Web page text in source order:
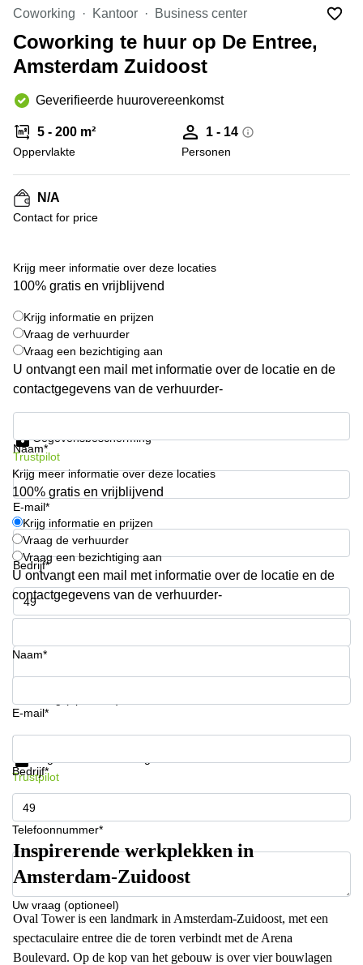
Hengelo
Hilversum
Hoofddorp
Deventer
Rotterdam
Tiel
Zwolle
Bodegraven-
Reeuwijk
Business
center
Arnhem
Business
Amsterdam
Westpoort
Business
center
Hilversum
Den
Haag
space
Breda
Coworking
Arnhem
Coworking
space
Hilversum
Coworking
space
Zwolle
Coworking
Haarlem
Kantoor
Huren
Hengelo
Nijmegen
Coworking Kantoor Business center
Coworking te huur op De Entree,
Amsterdam Zuidoost
Geverifieerde huurovereenkomst
5 - 200 m²
Oppervlakte
1 - 14
Personen
N/A
Contact for price
Krijg meer informatie over deze locaties
100% gratis en vrijblijvend
Krijg informatie en prijzen
Vraag de verhuurder
Vraag een bezichtiging aan
U ontvangt een mail met informatie over de locatie en de
contactgegevens van de verhuurder-
Naam*
E-mail*
Bedrijf*
Telefoonnummer*
Gegevensbescherming
Trustpilot
Krijg meer informatie over deze locaties
100% gratis en vrijblijvend
Krijg informatie en prijzen
Vraag de verhuurder
Vraag een bezichtiging aan
U ontvangt een mail met informatie over de locatie en de
contactgegevens van de verhuurder-
Naam*
E-mail*
Bedrijf*
Telefoonnummer*
Uw vraag (optioneel)
Krijg informatie en prijzen
Trustpilot
Inspirerende werkplekken in
Amsterdam-Zuidoost
Oval Tower is een landmark in Amsterdam-Zuidoost, met een
spectaculaire entree die de toren verbindt met de Arena
Boulevard. Op de kop van het gebouw is over vier bouwlagen